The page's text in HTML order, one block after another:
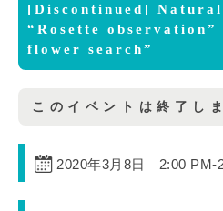
[Discontinued]
“Rosette observation”
flower search”
このイベントは終了し
2020年3月8日 2:00 PM-